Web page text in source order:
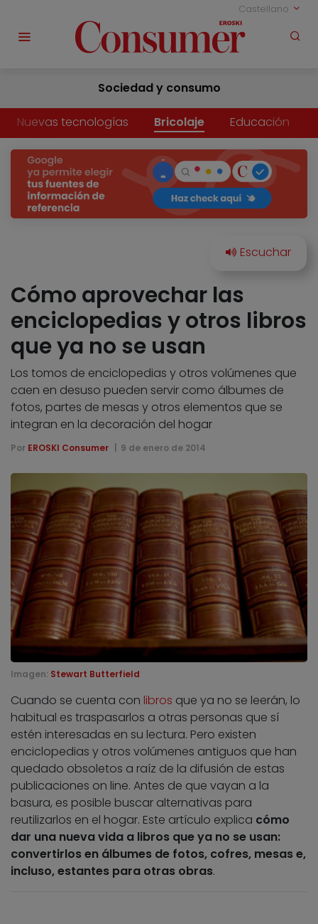
Castellano
Sociedad y consumo
Nuevas tecnologías Bricolaje Educación
Cómo aprovechar las
enciclopedias y otros libros
que ya no se usan
Los tomos de enciclopedias y otros volúmenes que
caen en desuso pueden servir como álbumes de
fotos, partes de mesas y otros elementos que se
integran en la decoración del hogar
Por EROSKI Consumer 9 de enero de 2014
Imagen: Stewart Butterfield
Cuando se cuenta con libros que ya no se leerán, lo
habitual es traspasarlos a otras personas que sí
estén interesadas en su lectura. Pero existen
enciclopedias y otros volúmenes antiguos que han
quedado obsoletos a raíz de la difusión de estas
publicaciones on line. Antes de que vayan a la
basura, es posible buscar alternativas para
reutilizarlos en el hogar. Este artículo explica cómo
dar una nueva vida a libros que ya no se usan:
convertirlos en álbumes de fotos, cofres, mesas e,
incluso, estantes para otras obras.